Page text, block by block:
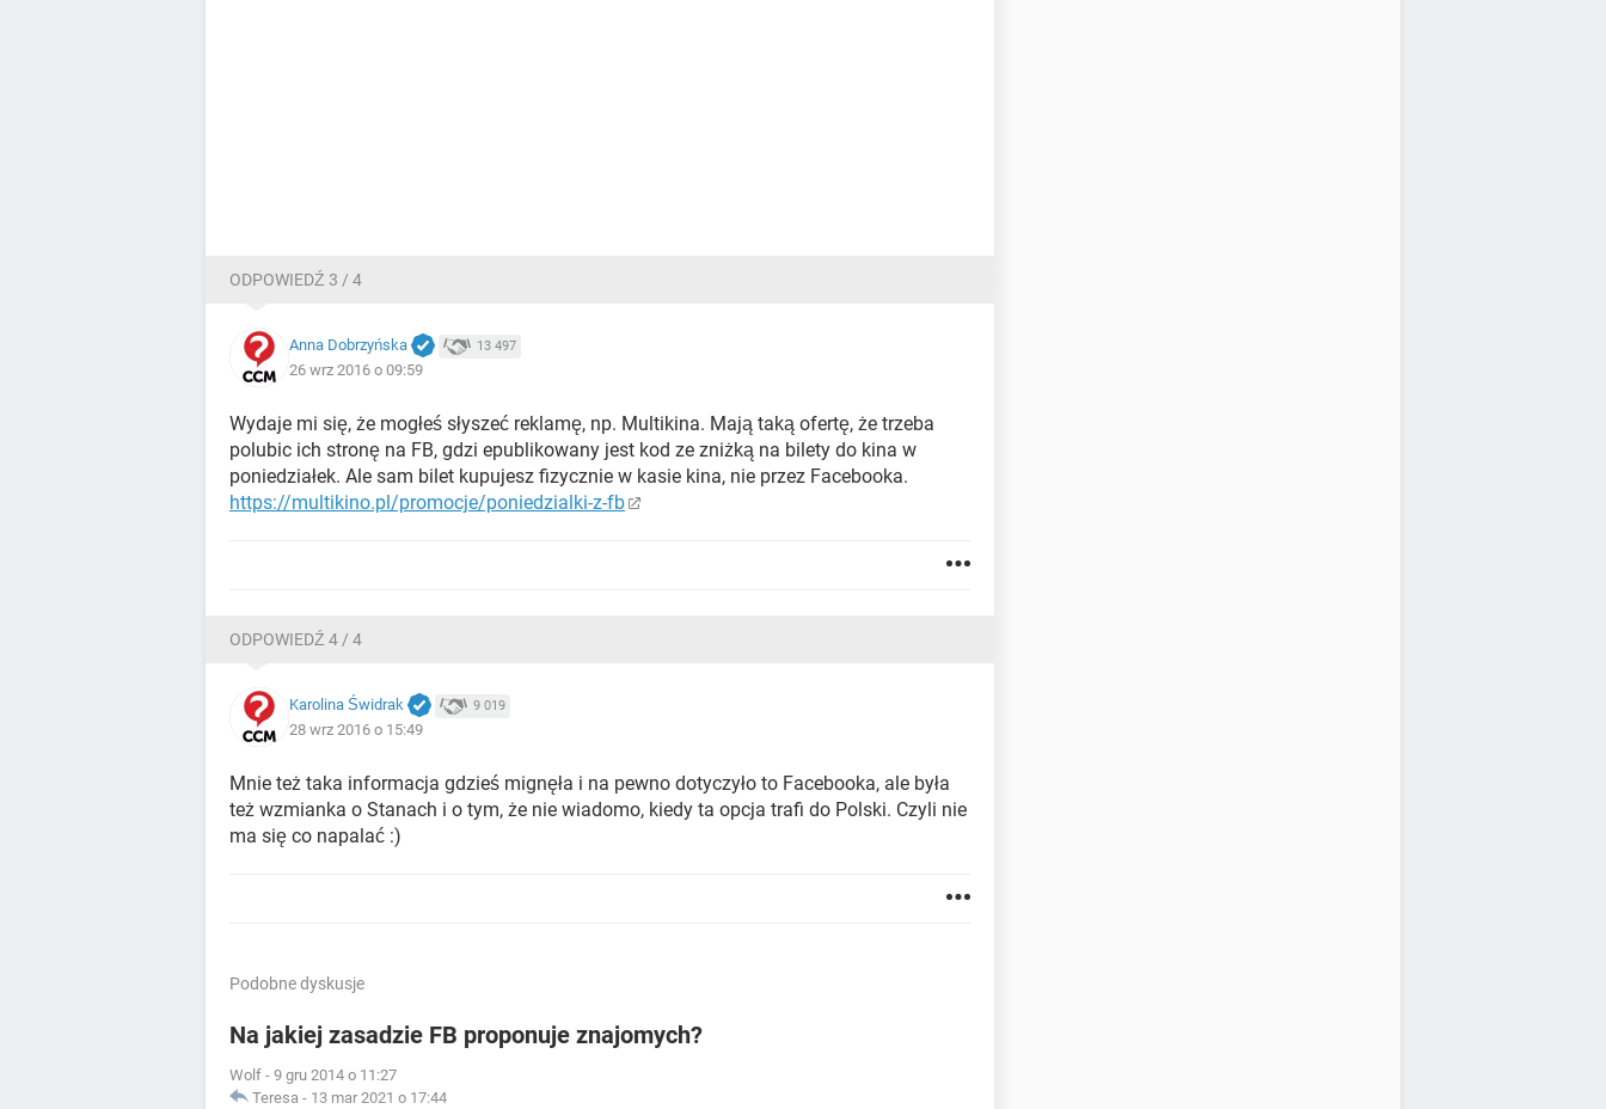
ODPOWIEDŹ 3 / 4
Anna Dobrzyńska 13 497
26 wrz 2016 o 09:59
Wydaje mi się, że mogłeś słyszeć reklamę, np. Multikina. Mają taką ofertę, że trzeba
polubic ich stronę na FB, gdzi epublikowany jest kod ze zniżką na bilety do kina w
poniedziałek. Ale sam bilet kupujesz fizycznie w kasie kina, nie przez Facebooka.
https://multikino.pl/promocje/poniedzialki-z-fb
ODPOWIEDŹ 4 / 4
Karolina Świdrak 9 019
28 wrz 2016 o 15:49
Mnie też taka informacja gdzieś mignęła i na pewno dotyczyło to Facebooka, ale była
też wzmianka o Stanach i o tym, że nie wiadomo, kiedy ta opcja trafi do Polski. Czyli nie
ma się co napalać :)
Podobne dyskusje
Na jakiej zasadzie FB proponuje znajomych?
Wolf - 9 gru 2014 o 11:27
Teresa - 13 mar 2021 o 17:44